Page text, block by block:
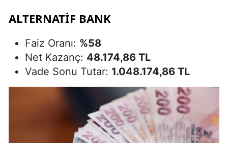
ALTERNATİF BANK
Faiz Oranı: %58
Net Kazanç: 48.174,86 TL
Vade Sonu Tutar: 1.048.174,86 TL